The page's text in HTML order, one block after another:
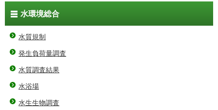
水環境総合
水質規制
発生負荷量調査
水質調査結果
水浴場
水生生物調査